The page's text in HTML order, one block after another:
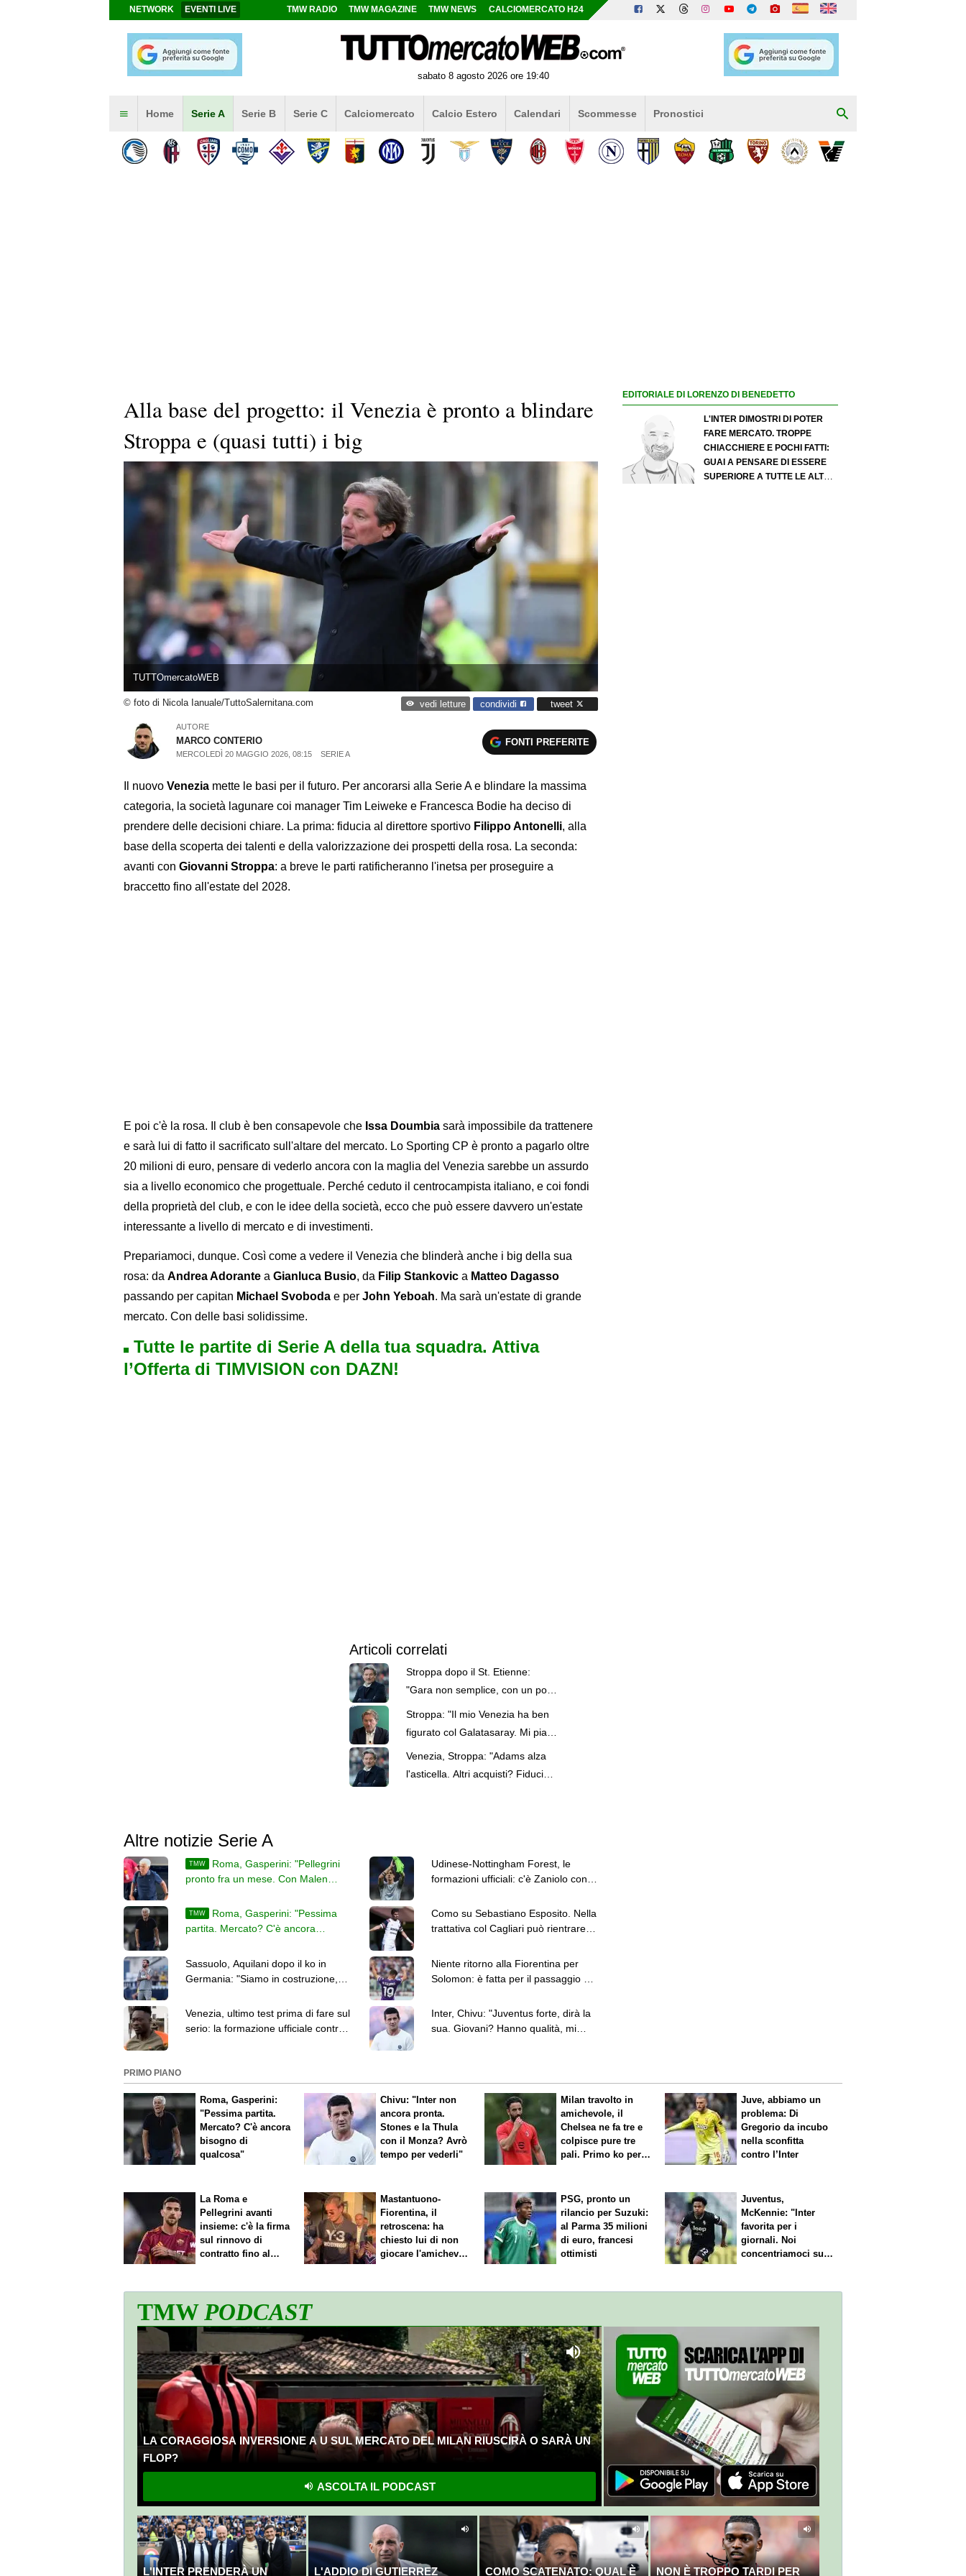
NETWORK EVENTI LIVE TMW RADIO TMW MAGAZINE TMW NEWS CALCIOMERCATO H24
sabato 8 agosto 2026 ore 19:40
Home Serie A Serie B Serie C Calciomercato Calcio Estero Calendari Scommesse Pronostici
Alla base del progetto: il Venezia è pronto a blindare
Stroppa e (quasi tutti) i big
TUTTOmercatoWEB
© foto di Nicola Ianuale/TuttoSalernitana.com vedi letture condividi tweet
AUTORE
MARCO CONTERIO
MERCOLEDÌ 20 MAGGIO 2026, 08:15 SERIE A
FONTI PREFERITE
Il nuovo Venezia mette le basi per il futuro. Per ancorarsi alla Serie A e blindare la massima
categoria, la società lagunare coi manager Tim Leiweke e Francesca Bodie ha deciso di
prendere delle decisioni chiare. La prima: fiducia al direttore sportivo Filippo Antonelli, alla
base della scoperta dei talenti e della valorizzazione dei prospetti della rosa. La seconda:
avanti con Giovanni Stroppa: a breve le parti ratificheranno l'inetsa per proseguire a
braccetto fino all'estate del 2028.
E poi c'è la rosa. Il club è ben consapevole che Issa Doumbia sarà impossibile da trattenere
e sarà lui di fatto il sacrificato sull'altare del mercato. Lo Sporting CP è pronto a pagarlo oltre
20 milioni di euro, pensare di vederlo ancora con la maglia del Venezia sarebbe un assurdo
sia a livello economico che progettuale. Perché ceduto il centrocampista italiano, e coi fondi
della proprietà del club, e con le idee della società, ecco che può essere davvero un'estate
interessante a livello di mercato e di investimenti.
Prepariamoci, dunque. Così come a vedere il Venezia che blinderà anche i big della sua
rosa: da Andrea Adorante a Gianluca Busio, da Filip Stankovic a Matteo Dagasso
passando per capitan Michael Svoboda e per John Yeboah. Ma sarà un'estate di grande
mercato. Con delle basi solidissime.
Tutte le partite di Serie A della tua squadra. Attiva
l’Offerta di TIMVISION con DAZN!
Articoli correlati
Stroppa dopo il St. Etienne:
"Gara non semplice, con un po’
Stroppa: "Il mio Venezia ha ben
figurato col Galatasaray. Mi piace
la mentalità che vedo"
Venezia, Stroppa: "Adams alza
l'asticella. Altri acquisti? Fiducia
Altre notizie Serie A
TMW
Roma, Gasperini: "Pellegrini
pronto fra un mese. Con Malen
Udinese-Nottingham Forest, le
formazioni ufficiali: c'è Zaniolo con
TMW
Roma, Gasperini: "Pessima
partita. Mercato? C'è ancora
Como su Sebastiano Esposito. Nella
trattativa col Cagliari può rientrare
Sassuolo, Aquilani dopo il ko in
Germania: "Siamo in costruzione,
Niente ritorno alla Fiorentina per
Solomon: è fatta per il passaggio al
Venezia, ultimo test prima di fare sul
serio: la formazione ufficiale contro il
Inter, Chivu: "Juventus forte, dirà la
sua. Giovani? Hanno qualità, mi
EDITORIALE DI LORENZO DI BENEDETTO
L'INTER DIMOSTRI DI POTER
FARE MERCATO. TROPPE
CHIACCHIERE E POCHI FATTI:
GUAI A PENSARE DI ESSERE
SUPERIORE A TUTTE LE ALTRE
PRIMO PIANO
Roma, Gasperini:
"Pessima partita.
Mercato? C'è ancora
bisogno di
qualcosa"
Chivu: "Inter non
ancora pronta.
Stones e la Thula
con il Monza? Avrò
tempo per vederli"
Milan travolto in
amichevole, il
Chelsea ne fa tre e
colpisce pure tre
pali. Primo ko per
Juve, abbiamo un
problema: Di
Gregorio da incubo
nella sconfitta
contro l’Inter
La Roma e
Pellegrini avanti
insieme: c'è la firma
sul rinnovo di
contratto fino al
Mastantuono-
Fiorentina, il
retroscena: ha
chiesto lui di non
giocare l'amichevole
PSG, pronto un
rilancio per Suzuki:
al Parma 35 milioni
di euro, francesi
ottimisti
Juventus,
McKennie: "Inter
favorita per i
giornali. Noi
concentriamoci sul
TMWPODCAST
LA CORAGGIOSA INVERSIONE A U SUL MERCATO DEL MILAN RIUSCIRÀ O SARÀ UN
FLOP?
ASCOLTA IL PODCAST
L'INTER PRENDERÀ UN L'ADDIO DI GUTIERREZ COMO SCATENATO: QUAL È NON È TROPPO TARDI PER